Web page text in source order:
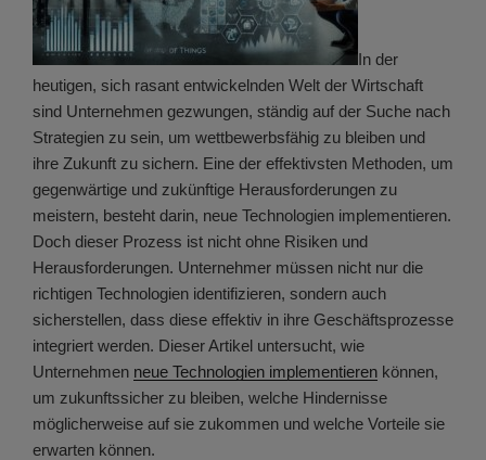
In der
heutigen, sich rasant entwickelnden Welt der Wirtschaft
sind Unternehmen gezwungen, ständig auf der Suche nach
Strategien zu sein, um wettbewerbsfähig zu bleiben und
ihre Zukunft zu sichern. Eine der effektivsten Methoden, um
gegenwärtige und zukünftige Herausforderungen zu
meistern, besteht darin, neue Technologien implementieren.
Doch dieser Prozess ist nicht ohne Risiken und
Herausforderungen. Unternehmer müssen nicht nur die
richtigen Technologien identifizieren, sondern auch
sicherstellen, dass diese effektiv in ihre Geschäftsprozesse
integriert werden. Dieser Artikel untersucht, wie
Unternehmen neue Technologien implementieren können,
um zukunftssicher zu bleiben, welche Hindernisse
möglicherweise auf sie zukommen und welche Vorteile sie
erwarten können.